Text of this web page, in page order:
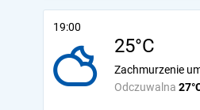
19:00
25°C
Odczuwalna
Zachmurzenie